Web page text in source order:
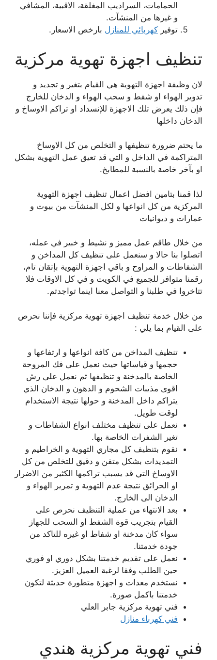
الحمامات، السراديب المغلقة، الاقبية، المشافي
و غيرها من المنشآت.
توفير كهربائي للمنازل بارخص الاسعار.
تنظيف اجهزة تهوية مركزية
لان وظيفة اجهزة التهوية هي القيام بتغير و تجديد و
تدوير الهواء او شفط و سحب الهواء و الدخان للخارج
فإن ذلك يعرض تلك الاجهزة للإنسداد او تراكم الاوساخ و
الدخان داخلها
ما يحتم ضرورة تنظيفها و التخلص من كل الاوساخ
المتراكمة في الداخل و التي قد تعيق عمل التهوية بشكل
او بآخر خاصة بالنسبة للمطابخ.
لذا قمنا بتامين افضل اعمال تنظيف اجهزة التهوية
المركزية من كل انواعها و لكل المنشآت من بيوت و
عمارات و ديوانيات
من خلال طاقم عمل مميز و نشيط و خبير في عمله،
اتصلوا بنا حالا و سنعمل على تنظيف كل المداخن و
الشفاطات و المراوح و باقي اجهزة التهوية بإتقان تام،
رقمنا متوافر للجميع في الكويت و في كل الاوقات فلا
تتاخروا في طلبنا و التواصل معنا اينما تواجدتم.
من خلال خدمة تنظيف اجهزة تهوية مركزية فإننا نحرص
على القيام بما يلي :
تنظيف المداخن من كافة انواعها و ارتفاعها و
حجمها و قياساتها حيث نعمل على فك المروحة
الخاصة بالمدخنة و تنظيفها ثم نعمل على رش
اقوى مذيبات الشحوم و الدهون و الدخان الذي
يتراكم داخل المدخنة و حولها نتيجة الاستخدام
لوقت طويل.
نعمل على تنظيف مختلف انواع الشفاطات و
تغير الشفرات الخاصة بها.
نقوم بتنظيف كل مجاري التهوية و الخراطيم و
التمديدات بشكل متقن و دقيق للتخلص من كل
الاوساخ التي قد يسبب تراكمها الكثير من الاضرار
او الحرائق نتيجة عدم التهوية و تمرير الهواء و
الدخان الى الخارج.
بعد الانتهاء من عملية التنظيف نحرص على
القيام بتجريب قوة الشفط او السحب للجهاز
سواء كان مدخنة او شفاط او غيره للتاكد من
جودة خدمتنا.
نعمل على تقديم خدمتنا بشكل دوري او فوري
حين الطلب وفقا لرغبة العميل العزيز.
نستخدم معدات و اجهزة متطورة حديثة لتكون
خدمتنا باكمل صورة.
فني تهوية مركزية جابر العلي
فني كهرباء منازل
فني تهوية مركزية هندي